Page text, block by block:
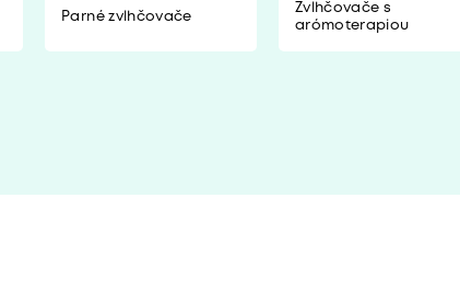
Parné zvlhčovače
Zvlhčovače s
arómoterapiou